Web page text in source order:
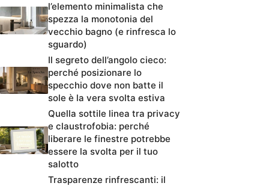
l’elemento minimalista che
spezza la monotonia del
vecchio bagno (e rinfresca lo
sguardo)
Il segreto dell’angolo cieco:
perché posizionare lo
specchio dove non batte il
sole è la vera svolta estiva
Quella sottile linea tra privacy
e claustrofobia: perché
liberare le finestre potrebbe
essere la svolta per il tuo
salotto
Trasparenze rinfrescanti: il